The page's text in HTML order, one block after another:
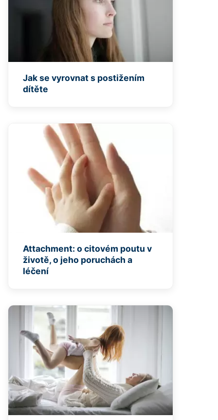
Jak se vyrovnat s postižením
dítěte
Attachment: o citovém poutu v
životě, o jeho poruchách a
léčení